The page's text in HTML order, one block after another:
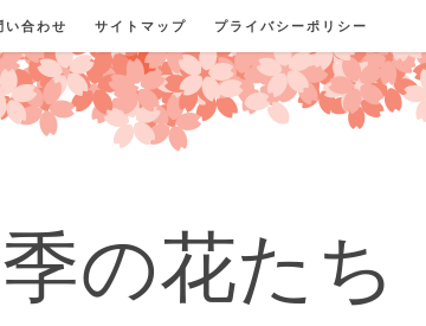
い合わせ サイトマップ プライバシーポリシー
の花たち